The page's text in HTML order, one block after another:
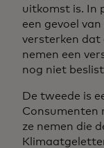
uitkomst is. In
een gevoel
versterken dat
nemen een
nog niet beslist
De tweede is
Consumenten
ze nemen die